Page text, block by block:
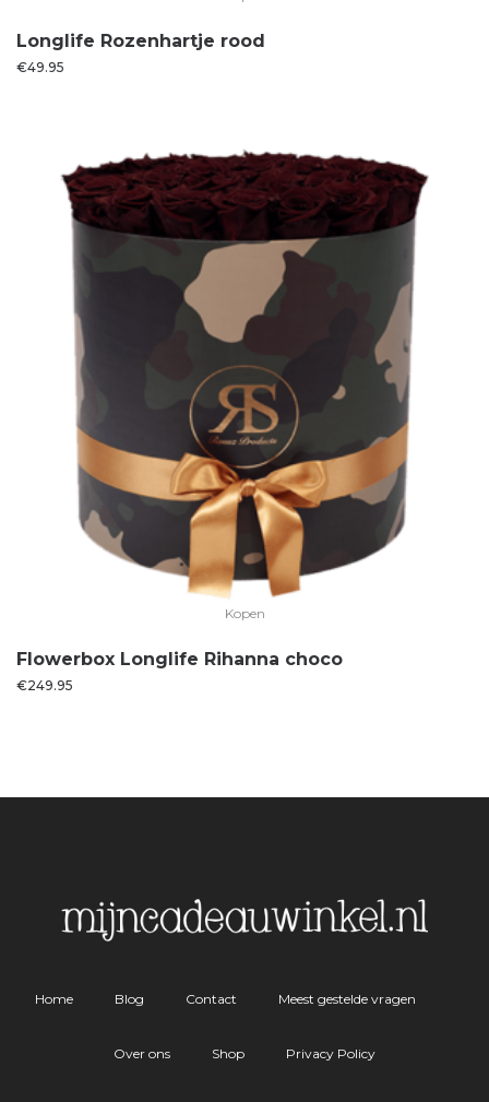
Longlife Rozenhartje rood
€49.95
Kopen
Flowerbox Longlife Rihanna choco
€249.95
Home Blog Contact Meest gestelde vragen
Over ons Shop Privacy Policy